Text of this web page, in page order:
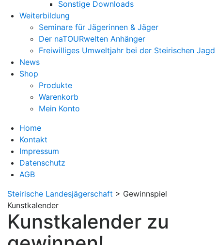
Sonstige Downloads
Weiterbildung
Seminare für Jägerinnen & Jäger
Der naTOURwelten Anhänger
Freiwilliges Umweltjahr bei der Steirischen Jagd
News
Shop
Produkte
Warenkorb
Mein Konto
Home
Kontakt
Impressum
Datenschutz
AGB
Steirische Landesjägerschaft > Gewinnspiel
Kunstkalender
Kunstkalender zu